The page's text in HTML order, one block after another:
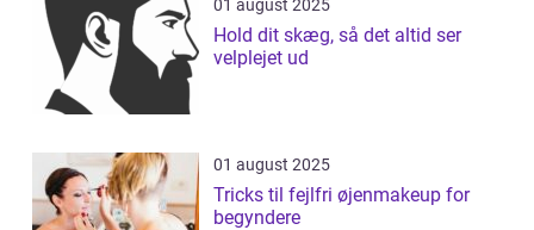
01 august 2025
Hold dit skæg, så det altid ser
velplejet ud
01 august 2025
Tricks til fejlfri øjenmakeup for
begyndere